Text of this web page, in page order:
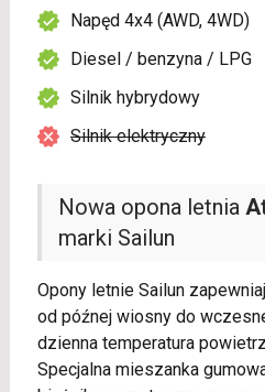
Nowa opona letnia
marki Sailun
Opony letnie Sailun
od późnej wiosny do
dzienna temperatura
Specjalna mieszanka
Napęd 4x4 (AWD, 4WD)
Diesel / benzyna / LPG
Silnik hybrydowy
Silnik elektryczny